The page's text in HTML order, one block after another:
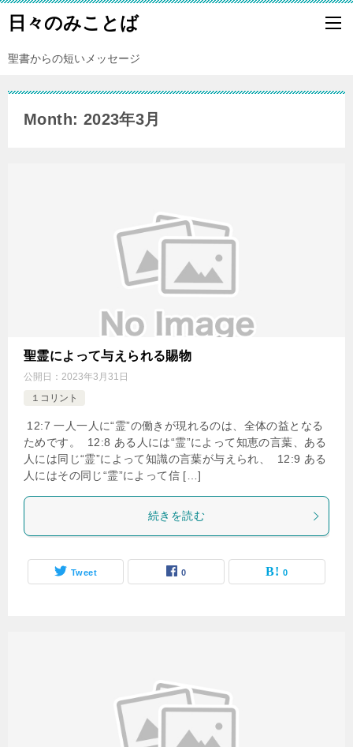
日々のみことば
聖書からの短いメッセージ
Month: 2023年3月
聖霊によって与えられる賜物
公開日： 2023年3月31日
１コリント
12:7 一人一人に“霊”の働きが現れるのは、全体の益となる
ためです。 12:8 ある人には“霊”によって知恵の言葉、ある
人には同じ“霊”によって知識の言葉が与えられ、 12:9 ある
人にはその同じ“霊”によって信 […]
続きを読む
Tweet 0 0